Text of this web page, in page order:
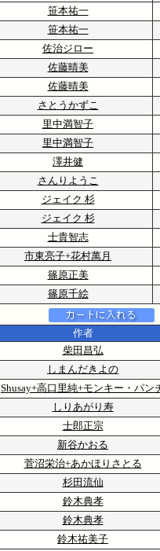
笹本祐一
笹本祐一
佐治ジロー
佐藤晴美
佐藤晴美
さとうかずこ
里中満智子
里中満智子
澤井健
さんりようこ
ジェイク 杉
ジェイク 杉
士貴智志
市東亮子+花村萬月
篠原正美
篠原千絵
作者
柴田昌弘
しまんだきよの
Shusay+高口里純+モンキー・パン
しりあがり寿
士郎正宗
新谷かおる
菅沼栄治+あかほりさとる
杉田流仙
鈴木典孝
鈴木典孝
鈴木祐美子